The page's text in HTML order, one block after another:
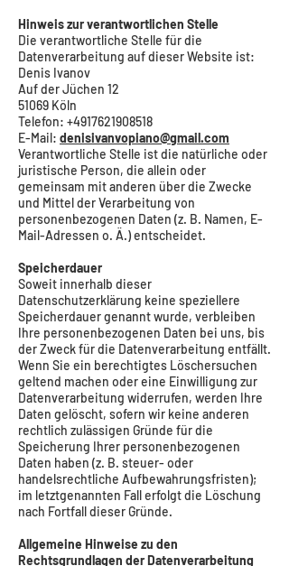
Hinweis zur verantwortlichen Stelle
Die verantwortliche Stelle für die
Datenverarbeitung auf dieser Website ist:
Denis Ivanov
Auf der Jüchen 12
51069 Köln
Telefon: +4917621908518
E-Mail: denisivanvopiano@gmail.com
Verantwortliche Stelle ist die natürliche oder
juristische Person, die allein oder
gemeinsam mit anderen über die Zwecke
und Mittel der Verarbeitung von
personenbezogenen Daten (z. B. Namen, E-
Mail-Adressen o. Ä.) entscheidet.
Speicherdauer
Soweit innerhalb dieser
Datenschutzerklärung keine speziellere
Speicherdauer genannt wurde, verbleiben
Ihre personenbezogenen Daten bei uns, bis
der Zweck für die Datenverarbeitung entfällt.
Wenn Sie ein berechtigtes Löschersuchen
geltend machen oder eine Einwilligung zur
Datenverarbeitung widerrufen, werden Ihre
Daten gelöscht, sofern wir keine anderen
rechtlich zulässigen Gründe für die
Speicherung Ihrer personenbezogenen
Daten haben (z. B. steuer- oder
handelsrechtliche Aufbewahrungsfristen);
im letztgenannten Fall erfolgt die Löschung
nach Fortfall dieser Gründe.
Allgemeine Hinweise zu den
Rechtsgrundlagen der Datenverarbeitung